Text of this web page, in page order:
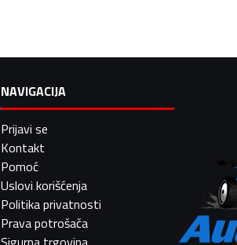
NAVIGACIJA
Prijavi se
Kontakt
Pomoć
Uslovi korišćenja
Politika privatnosti
Prava potrošača